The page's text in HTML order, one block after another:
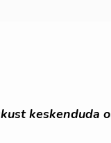
keskenduda